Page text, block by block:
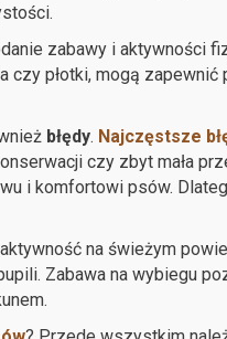
zabawy i aktywności
czy płotki, mogą
błędy. Najczęstsze
czy zbyt mała
i komfortowi psów.
na świeżym
Zabawa na wybiegu